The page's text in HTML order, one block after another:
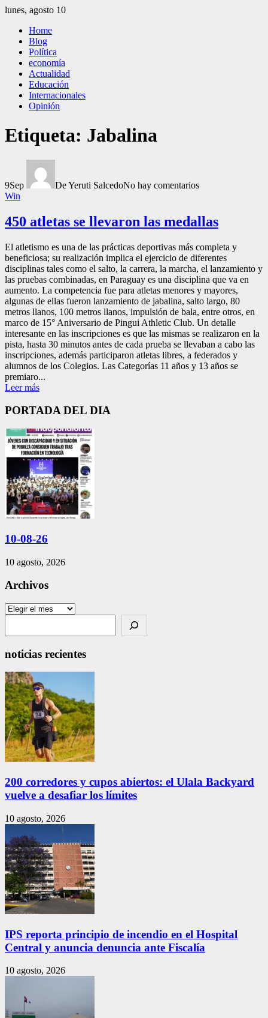
Saltar
contenido
lunes, agosto 10
El Independiente
El independiente Libre y Transparente
Home
Blog
Política
economía
Actualidad
Educación
Internacionales
Opinión
Etiqueta: Jabalina
9Sep De Yeruti SalcedoNo hay comentarios
Win
450 atletas se llevaron las medallas
El atletismo es una de las prácticas deportivas más completa y
beneficiosa; su realización implica el ejercicio de diferentes
disciplinas tales como el salto, la carrera, la marcha, el lanzamiento y
las pruebas combinadas, en Paraguay es una disciplina que va en
aumento. La competencia fue para atletas menores y mayores,
algunas de ellas fueron lanzamiento de jabalina, salto largo, 80
metros llanos, 100 metros llanos, impulsión de bala, entre otros, en
marco de 15° Aniversario de Pingui Athletic Club. Un detalle
interesante en las inscripciones es que las mismas se realizaron en la
pista, hasta 30 minutos antes de cada prueba se llevaban a cabo las
inscripciones, además participaron atletas libres, a federados y
alumnos de los Colegios. Las Categorías 11 años y 13 años se
premiaro...
Leer más
PORTADA DEL DIA
10-08-26
10 agosto, 2026
Archivos
Archivos
noticias recientes
200 corredores y cupos abiertos: el Ulala Backyard
vuelve a desafiar los límites
10 agosto, 2026
IPS reporta principio de incendio en el Hospital
Central y anuncia denuncia ante Fiscalía
10 agosto, 2026